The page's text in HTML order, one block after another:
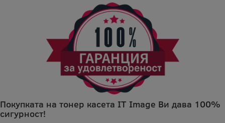
Покупката на тонер касета IT Image Ви дава 100%
сигурност!